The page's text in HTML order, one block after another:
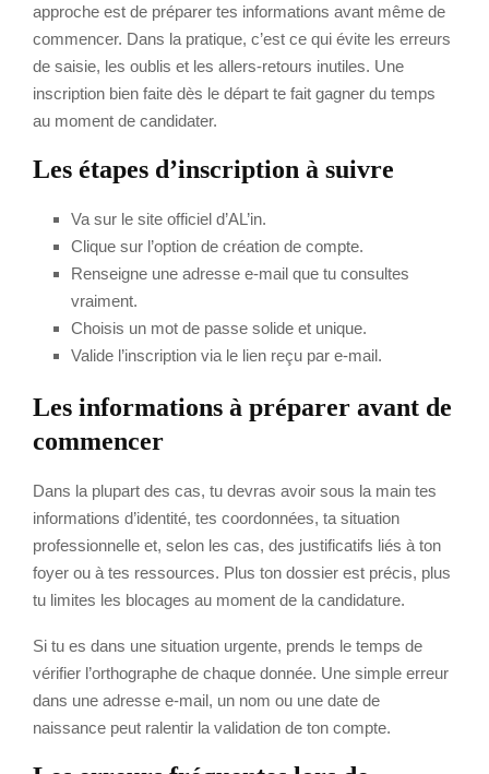
approche est de préparer tes informations avant même de
commencer. Dans la pratique, c’est ce qui évite les erreurs
de saisie, les oublis et les allers-retours inutiles. Une
inscription bien faite dès le départ te fait gagner du temps
au moment de candidater.
Les étapes d’inscription à suivre
Va sur le site officiel d’AL’in.
Clique sur l’option de création de compte.
Renseigne une adresse e-mail que tu consultes
vraiment.
Choisis un mot de passe solide et unique.
Valide l’inscription via le lien reçu par e-mail.
Les informations à préparer avant de
commencer
Dans la plupart des cas, tu devras avoir sous la main tes
informations d’identité, tes coordonnées, ta situation
professionnelle et, selon les cas, des justificatifs liés à ton
foyer ou à tes ressources. Plus ton dossier est précis, plus
tu limites les blocages au moment de la candidature.
Si tu es dans une situation urgente, prends le temps de
vérifier l’orthographe de chaque donnée. Une simple erreur
dans une adresse e-mail, un nom ou une date de
naissance peut ralentir la validation de ton compte.